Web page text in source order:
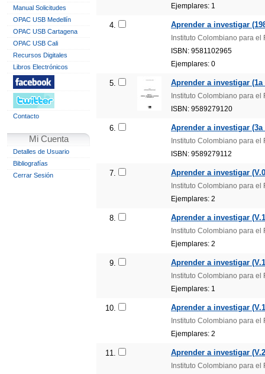
Manual Solicitudes
OPAC USB Medellín
OPAC USB Cartagena
OPAC USB Cali
Recursos Digitales
Libros Electrónicos
Contacto
Mi Cuenta
Detalles de Usuario
Bibliografías
Cerrar Sesión
Ejemplares: 1
4. Aprender a investigar
Instituto Colombiano para el
ISBN: 9581102965
Ejemplares: 0
5. Aprender a investigar (1a
Instituto Colombiano para el
ISBN: 9589279120
6. Aprender a investigar (3a
Instituto Colombiano para el
ISBN: 9589279112
7. Aprender a investigar
Instituto Colombiano para el
Ejemplares: 2
8. Aprender a investigar
Instituto Colombiano para el
Ejemplares: 2
9. Aprender a investigar
Instituto Colombiano para el
Ejemplares: 1
10. Aprender a investigar
Instituto Colombiano para el
Ejemplares: 2
11. Aprender a investigar
Instituto Colombiano para el